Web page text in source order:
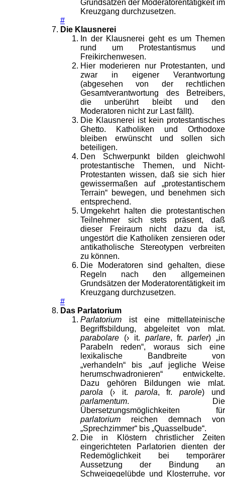
Grundsätzen der Moderatorentätigkeit im
Kreuzgang durchzusetzen.
#
Die Klausnerei
In der Klausnerei geht es um Themen
rund um Protestantismus und
Freikirchenwesen.
Hier moderieren nur Protestanten, und
zwar in eigener Verantwortung
(abgesehen von der rechtlichen
Gesamtverantwortung des Betreibers,
die unberührt bleibt und den
Moderatoren nicht zur Last fällt).
Die Klausnerei ist kein protestantisches
Ghetto. Katholiken und Orthodoxe
bleiben erwünscht und sollen sich
beteiligen.
Den Schwerpunkt bilden gleichwohl
protestantische Themen, und Nicht-
Protestanten wissen, daß sie sich hier
gewissermaßen auf „protestantischem
Terrain“ bewegen, und benehmen sich
entsprechend.
Umgekehrt halten die protestantischen
Teilnehmer sich stets präsent, daß
dieser Freiraum nicht dazu da ist,
ungestört die Katholiken zensieren oder
antikatholische Stereotypen verbreiten
zu können.
Die Moderatoren sind gehalten, diese
Regeln nach den allgemeinen
Grundsätzen der Moderatorentätigkeit im
Kreuzgang durchzusetzen.
#
Das Parlatorium
Parlatorium ist eine mittellateinische
Begriffsbildung, abgeleitet von mlat.
parabolare (› it. parlare, fr.parler) „in
Parabeln reden“, woraus sich eine
lexikalische Bandbreite von
„verhandeln“ bis „auf jegliche Weise
herumschwadronieren“ entwickelte.
Dazu gehören Bildungen wie mlat.
parola (› it. parola, fr.parole) und
parlamentum. Die
Übersetzungsmöglichkeiten für
parlatorium reichen demnach von
„Sprechzimmer“ bis „Quasselbude“.
Die in Klöstern christlicher Zeiten
eingerichteten Parlatorien dienten der
Redemöglichkeit bei temporärer
Aussetzung der Bindung an
Schweigegelübde und Klosterruhe, vor